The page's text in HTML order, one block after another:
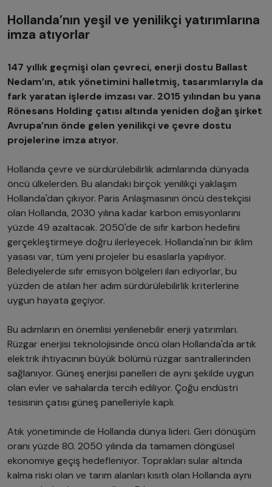
Hollanda’nın yeşil ve yenilikçi yatırımlarına
imza atıyorlar
147 yıllık geçmişi olan çevreci, enerji dostu Ballast
Nedam’ın, atık yönetimini halletmiş, tasarımlarıyla da
fark yaratan işlerde imzası var. 2015 yılından bu yana
Rönesans Holding çatısı altında yeniden doğan şirket
Avrupa’nın önde gelen yenilikçi ve çevre dostu
projelerine imza atıyor.
Hollanda çevre ve sürdürülebilirlik adımlarında dünyada
öncü ülkelerden. Bu alandaki birçok yenilikçi yaklaşım
Hollanda'dan çıkıyor. Paris Anlaşmasının öncü destekçisi
olan Hollanda, 2030 yılına kadar karbon emisyonlarını
yüzde 49 azaltacak. 2050'de de sıfır karbon hedefini
gerçekleştirmeye doğru ilerleyecek. Hollanda'nın bir iklim
yasası var, tüm yeni projeler bu esaslarla yapılıyor.
Belediyelerde sıfır emisyon bölgeleri ilan ediyorlar, bu
yüzden de atılan her adım sürdürülebilirlik kriterlerine
uygun hayata geçiyor.
Bu adımların en önemlisi yenilenebilir enerji yatırımları.
Rüzgar enerjisi teknolojisinde öncü olan Hollanda'da artık
elektrik ihtiyacının büyük bölümü rüzgar santrallerinden
sağlanıyor. Güneş enerjisi panelleri de aynı şekilde uygun
olan evler ve sahalarda tercih ediliyor. Çoğu endüstri
tesisinin çatısı güneş panelleriyle kaplı.
Atık yönetiminde de Hollanda dünya lideri. Geri dönüşüm
oranı yüzde 80. 2050 yılında da tamamen döngüsel
ekonomiye geçiş hedefleniyor. Toprakları sular altında
kalma riski olan ve tarım alanları kısıtlı olan Hollanda aynı